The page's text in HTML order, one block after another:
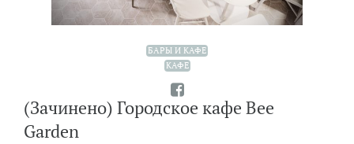
БАРЫ И КАФЕ
КАФЕ
(Зачинено) Городское кафе Bee
Garden